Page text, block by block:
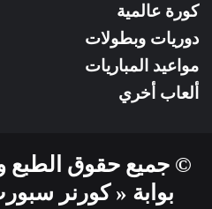
كورة عالمية
دوريات وبطولات
مواعيد المباريات
ألعاب أخري
© جميع حقوق الطبع
بوابة « كورنر سبورت »